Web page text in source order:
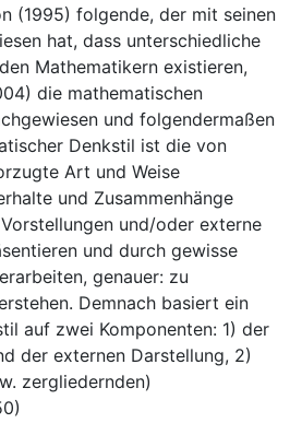
(1995) folgende, der mit seinen
hat, dass unterschiedliche
Mathematikern existieren,
die mathematischen
und folgendermaßen
Denkstil ist die von
Art und Weise
und Zusammenhänge
und/oder externe
und durch gewisse
genauer: zu
Demnach basiert ein
auf zwei Komponenten: 1) der
der externen Darstellung, 2)
zergliedernden)